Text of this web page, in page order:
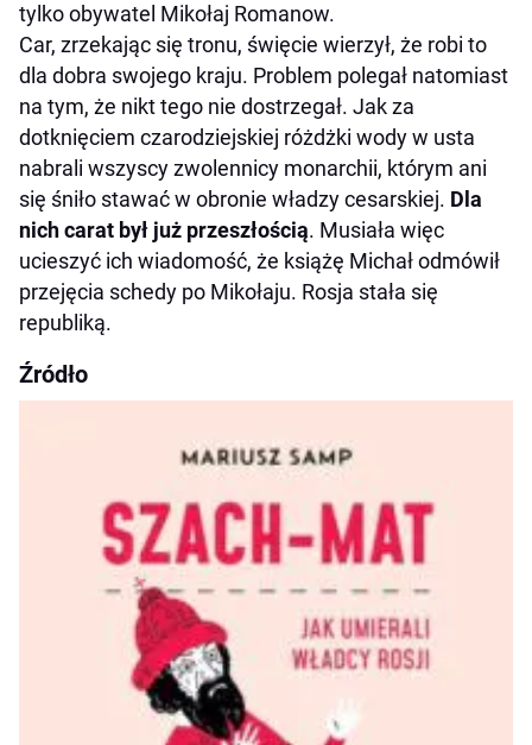
tylko obywatel Mikołaj Romanow.
Car, zrzekając się tronu, święcie wierzył, że robi to
dla dobra swojego kraju. Problem polegał natomiast
na tym, że nikt tego nie dostrzegał. Jak za
dotknięciem czarodziejskiej różdżki wody w usta
nabrali wszyscy zwolennicy monarchii, którym ani
się śniło stawać w obronie władzy cesarskiej. Dla
nich carat był już przeszłością. Musiała więc
ucieszyć ich wiadomość, że książę Michał odmówił
przejęcia schedy po Mikołaju. Rosja stała się
republiką.
Źródło